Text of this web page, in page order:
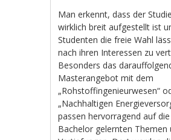
Man erkennt, dass der
wirklich breit aufgestellt ist
Studenten die freie Wahl
nach ihren Interessen zu
Besonders das
Masterangebot mit dem
„Rohstoffingenieurwesen“
„Nachhaltigen
passen hervorragend auf
Bachelor gelernten Themen